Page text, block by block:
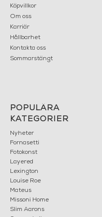
Köpvillkor
Om oss
Karriär
Hållbarhet
Kontakta oss
Sommarstängt
POPULÄRA
KATEGORIER
Nyheter
Fornasetti
Fotokonst
Layered
Lexington
Louise Roe
Mateus
Missoni Home
Slim Aarons